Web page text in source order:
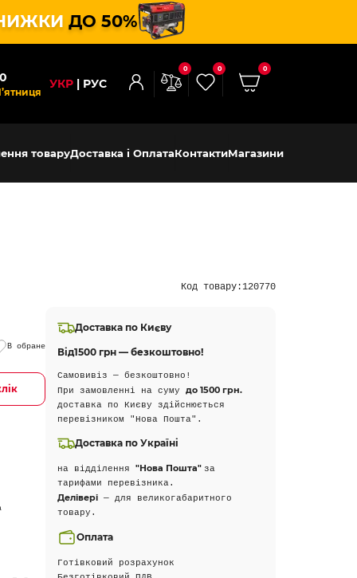
ДО 50%
УКР РУС
0 0 0
товаруДоставка і ОплатаКонтактиМагазини
Код товару:120770
В обране
Доставка по Києву
Від1500 грн — безкоштовно!
Самовивіз — безкоштовно!
При замовленні на суму до 1500 грн.
доставка по Києву здійснюється
перевізником "Нова Пошта".
Доставка по Україні
на відділення "Нова Пошта" за
тарифами перевізника.
Делівері— для великогабаритного
товару.
Оплата
Готівковий розрахунок